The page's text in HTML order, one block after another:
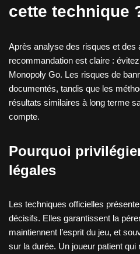
cette technique
Après analyse des risques et des
recommandation est claire :
Monopoly Go. Les risques de
documentés, tandis que les
résultats similaires à long terme
compte.
Pourquoi
légales
Les techniques officielles
décisifs. Elles garantissent la
maintiennent l’esprit du jeu, et
sur la durée. Un joueur patient